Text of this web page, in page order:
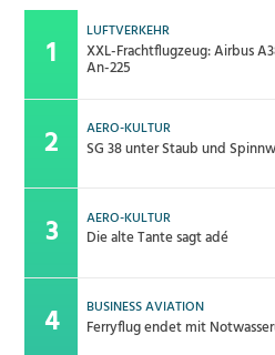
LUFTVERKEHR
XXL-Frachtflugzeug: Airbus
An-225
AERO-KULTUR
SG 38 unter Staub und
AERO-KULTUR
Die alte Tante sagt adé
BUSINESS AVIATION
Ferryflug endet mit